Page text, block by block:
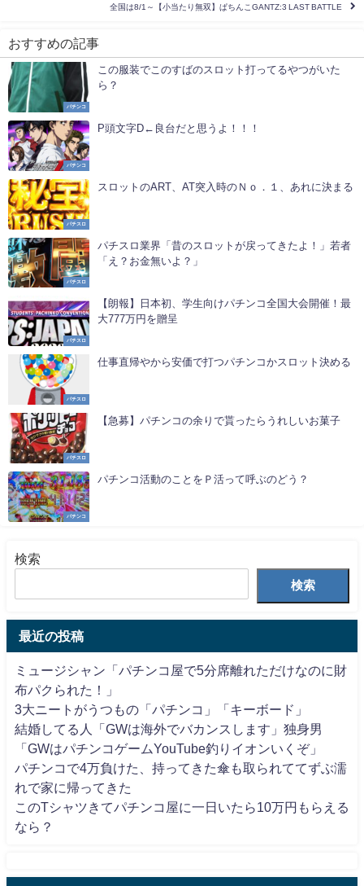
全国は8/1～【小当たり無双】ぱちんこGANTZ:3 LAST BATTLE
おすすめの記事
パチンコ
この服装でこのすばのスロット打ってるやつがいた
ら？
パチンコ
P頭文字D←良台だと思うよ！！！
パチスロ
スロットのART、AT突入時のＮｏ．１、あれに決まる
パチスロ
パチスロ業界「昔のスロットが戻ってきたよ！」若者
「え？お金無いよ？」
パチスロ
【朗報】日本初、学生向けパチンコ全国大会開催！最
大777万円を贈呈
パチスロ
仕事直帰やから安価で打つパチンコかスロット決める
パチスロ
【急募】パチンコの余りで貰ったらうれしいお菓子
パチンコ
パチンコ活動のことをＰ活って呼ぶのどう？
検索
検索
最近の投稿
ミュージシャン「パチンコ屋で5分席離れただけなのに財
布パクられた！」
3大ニートがうつもの「パチンコ」「キーボード」
結婚してる人「GWは海外でバカンスします」独身男
「GWはパチンコゲームYouTube釣りイオンいくぞ」
パチンコで4万負けた、持ってきた傘も取られててずぶ濡
れで家に帰ってきた
このTシャツきてパチンコ屋に一日いたら10万円もらえる
なら？